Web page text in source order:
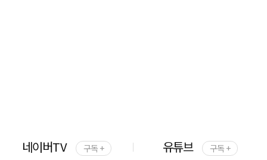
네이버TV 구독 + 유튜브 구독 +